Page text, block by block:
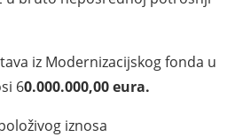
iz Modernizacijskog fonda u
60.000.000,00 eura.
iznosa